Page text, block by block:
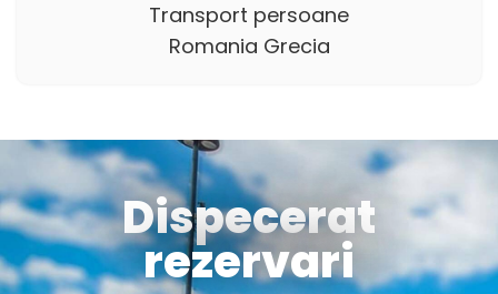
Transport persoane
Romania Grecia
Dispecerat
rezervari